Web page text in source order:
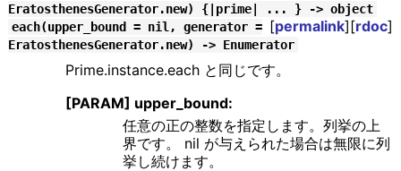
EratosthenesGenerator.new) {|prime| ... } -> object
[permalink][rdoc]
each(upper_bound = nil, generator =
EratosthenesGenerator.new) -> Enumerator
Prime.instance.each と同じです。
[PARAM] upper_bound:
任意の正の整数を指定します。列挙の上
界です。 nil が与えられた場合は無限に列
挙し続けます。